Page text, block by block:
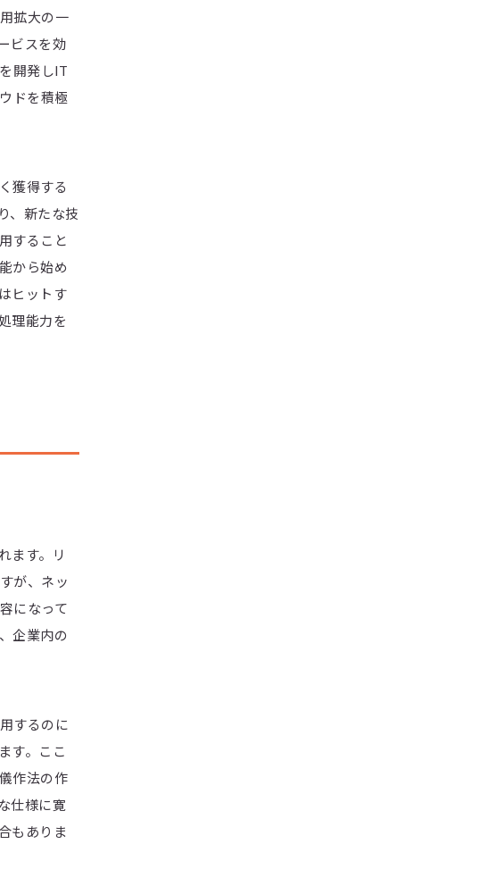
拡大の一
ビスを効
開発しIT
ドを積極
獲得する
、新たな技
すること
から始め
ヒットす
理能力を
ます。リ
が、ネッ
になって
企業内の
するのに
す。ここ
作法の作
仕様に寛
もありま